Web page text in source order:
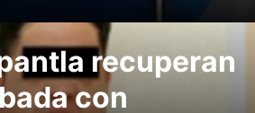
recuperan
con